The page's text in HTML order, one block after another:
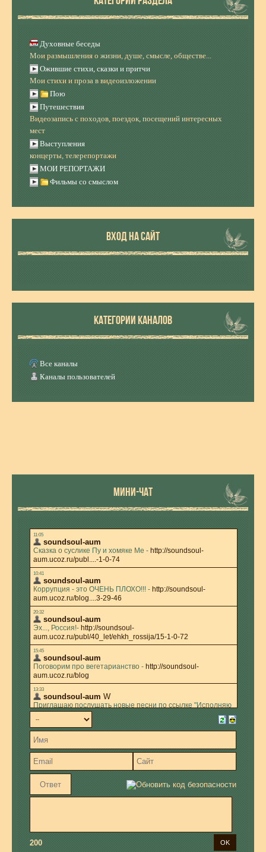
Духовные беседы
Мои размышления о жизни, душе, смысле, обществе...
Ожившие стихи, сказки и притчи
Мои стихи и проза в видеоизложении
Пою
Путешествия
Видеозапись с походов, поездок, посещений интересных
мест
Выступления
концерты, телерепортажи
МОИ РЕПОРТАЖИ
Фильмы со смыслом
ВХОД НА САЙТ
КАТЕГОРИИ КАНАЛОВ
Все каналы
Каналы пользователей
МИНИ-ЧАТ
200